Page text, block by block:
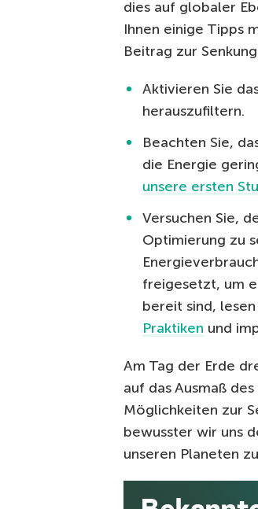
dies auf globaler
Ihnen einige Tipps
Beitrag zur
Aktivieren Sie
herauszufiltern.
Beachten Sie,
die Energie
unsere ersten
Versuchen Sie,
Optimierung zu
freigesetzt, um
bereit sind,
Praktiken und
Am Tag der Erde
auf das Ausmaß
Möglichkeiten zur
bewusster wir uns
unseren Planeten